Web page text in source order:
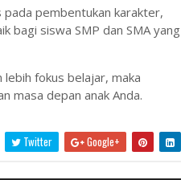
pembentukan karakter,
bagi siswa SMP dan SMA yang
lebih fokus belajar, maka
masa depan anak Anda.
Twitter Google+